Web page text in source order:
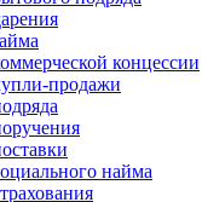
концессии
продажи
найма